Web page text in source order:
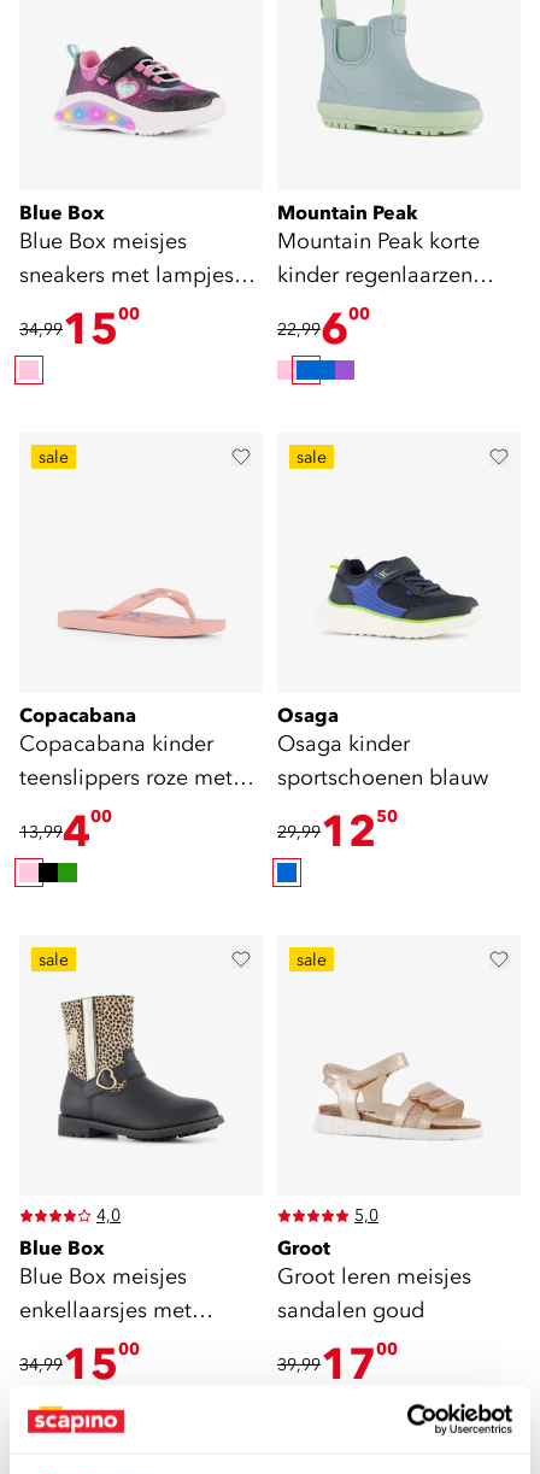
Blue Box
Blue Box meisjes
sneakers met lampjes
34,991500
Mountain Peak
Mountain Peak korte
kinder regenlaarzen
lichtblauw
22,99600
sale
Copacabana
Copacabana kinder
teenslippers roze met
bloemen
13,99400
sale
Osaga
Osaga kinder
sportschoenen blauw
29,991250
sale
4,0
Blue Box
Blue Box meisjes
enkellaarsjes met
luipaardprint zwart
34,991500
sale
5,0
Groot
Groot leren meisjes
sandalen goud
39,991700